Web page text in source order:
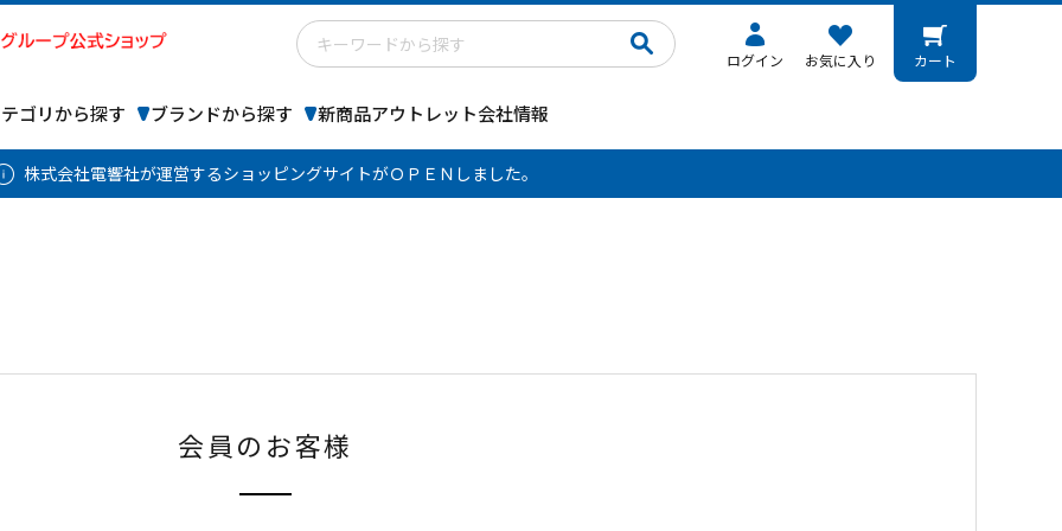
ログイン お気に入り カート
ゴリから探す ブランドから探す 新商品アウトレット会社情報
株式会社電響社が運営するショッピングサイトがＯＰＥＮしました。
会員のお客様